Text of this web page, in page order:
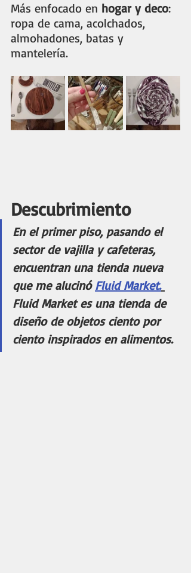
Más enfocado en hogar y deco:
ropa de cama, acolchados,
almohadones, batas y
mantelería.
Descubrimiento
En el primer piso, pasando el
sector de vajilla y cafeteras,
encuentran una tienda nueva
que me alucinó Fluid Market.
Fluid Market es una tienda de
diseño de objetos ciento por
ciento inspirados en alimentos.